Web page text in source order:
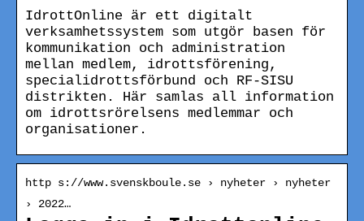
IdrottOnline är ett digitalt
verksamhetssystem som utgör basen för
kommunikation och administration
mellan medlem, idrottsförening,
specialidrottsförbund och RF-SISU
distrikten. Här samlas all information
om idrottsrörelsens medlemmar och
organisationer.
http s://www.svenskboule.se › nyheter › nyheter
› 2022…